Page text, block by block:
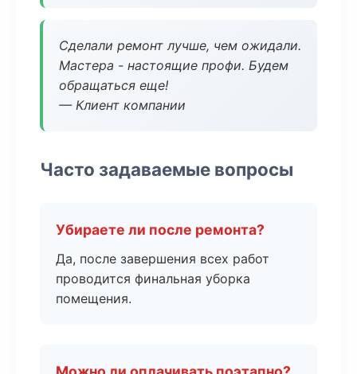
Сделали ремонт лучше, чем ожидали.
Мастера - настоящие профи. Будем
обращаться еще!
— Клиент компании
Часто задаваемые вопросы
Убираете ли после ремонта?
Да, после завершения всех работ
проводится финальная уборка
помещения.